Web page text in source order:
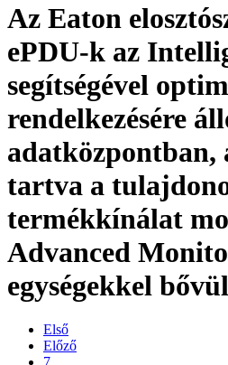
Az Eaton
ePDU-k az
segítségével
rendelkezésére
adatközpontban,
tartva a
termékkínálat
Advanced
egységekkel
Első
Előző